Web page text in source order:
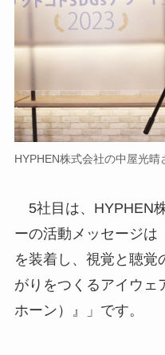
HYPHEN株式会社の中屋光晴
5社目は、HYPHEN
ーの活動メッセージは
を装着し、視覚と聴覚
がりをつくるアイウェ
ホーン）』」です。